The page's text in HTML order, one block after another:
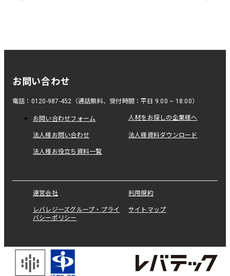
お問い合わせ
電話：0120-987-452（通話無料、受付時間：平日 9:00 ~ 18:00）
お問い合わせフォーム 人材をお探しの企業様へ
法人様お問い合わせ 法人様資料ダウンロード
法人様お役立ち資料一覧
運営会社 利用規約
レバレジーズグループ・プライ
バシーポリシー
サイトマップ